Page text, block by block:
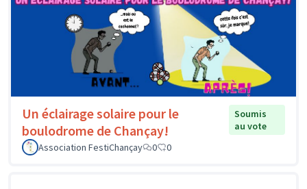
Un éclairage solaire pour le
boulodrome de Chançay!
Soumis
au vote
Association FestiChançay
0 0